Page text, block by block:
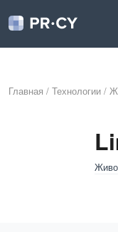
Главная / Технологии /